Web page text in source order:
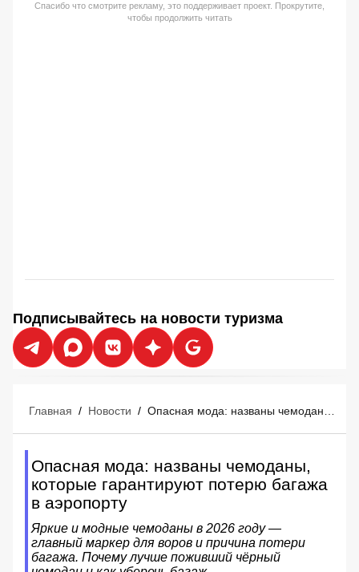
Спасибо что смотрите рекламу, это поддерживает проект. Прокрутите,
чтобы продолжить читать
Подписывайтесь на новости туризма
Главная / Новости /
Опасная мода: названы чемоданы,
которые гарантируют потерю багажа
в аэропорту
Яркие и модные чемоданы в 2026 году —
главный маркер для воров и причина потери
багажа. Почему лучше поживший чёрный